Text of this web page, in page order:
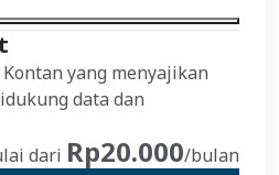
yang menyajikan
data dan
dari Rp20.000/bulan